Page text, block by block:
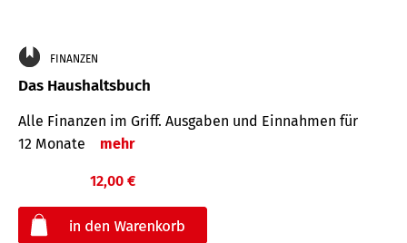
FINANZEN
Das Haushaltsbuch
Alle Finanzen im Griff. Aus­gaben und Ein­nahmen für
12 Monate
mehr
12,00 €